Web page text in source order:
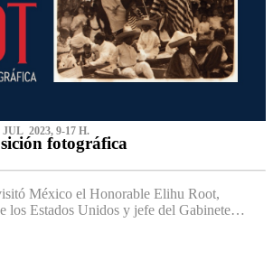
2023, 9-17 H.
fotográfica
México el Honorable Elihu Root,
los Estados Unidos y jefe del Gabinete…